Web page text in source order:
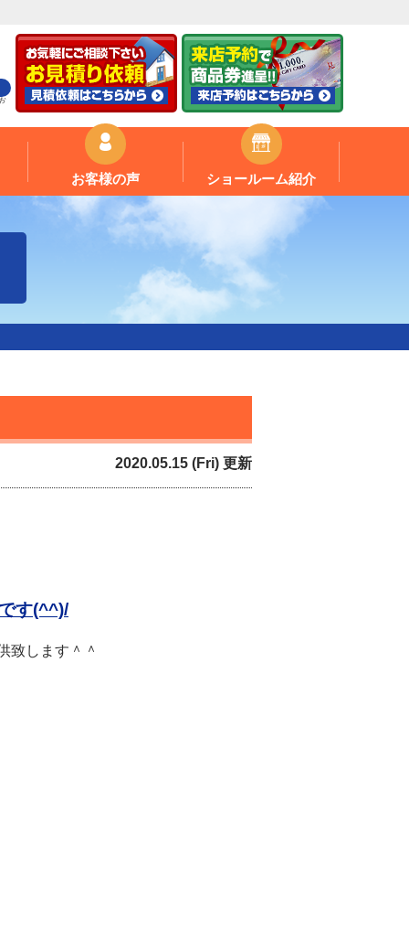
お客様の声 ショールーム紹介
2020.05.15 (Fri) 更新
す(^^)/
致します＾＾